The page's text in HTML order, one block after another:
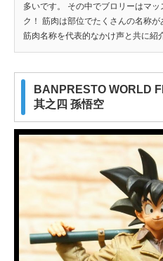
多いです。 その中でブロリーはマ
ク！ 筋肉は部位でたくさんの名称
筋肉名称を代表的なかけ声と共に紹
BANPRESTO WORLD
其之四 孫悟空